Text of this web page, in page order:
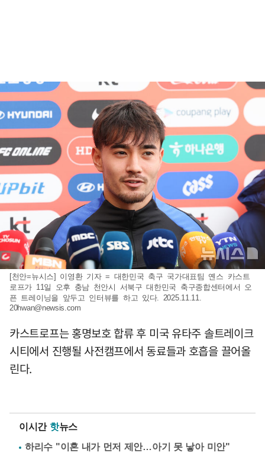
[천안=뉴시스] 이영환 기자 = 대한민국 축구 국가대표팀 옌스 카스트
로프가 11일 오후 충남 천안시 서북구 대한민국 축구종합센터에서 오
픈 트레이닝을 앞두고 인터뷰를 하고 있다. 2025.11.11.
20hwan@newsis.com
카스트로프는 홍명보호 합류 후 미국 유타주 솔트레이크
시티에서 진행될 사전캠프에서 동료들과 호흡을 끌어올
린다.
이시간 핫뉴스
하리수 "이혼 내가 먼저 제안…아기 못 낳아 미안"